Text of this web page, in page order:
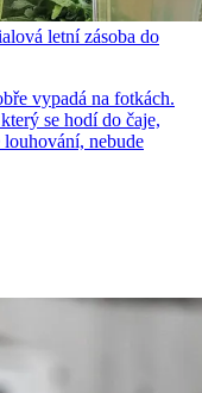
letní zásoba do
vypadá na fotkách.
se hodí do čaje,
louhování, nebude